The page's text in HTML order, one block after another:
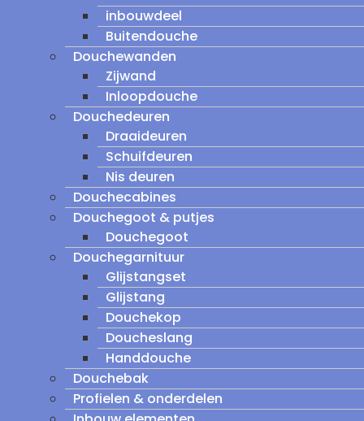
inbouwdeel
Buitendouche
Douchewanden
Zijwand
Inloopdouche
Douchedeuren
Draaideuren
Schuifdeuren
Nis deuren
Douchecabines
Douchegoot & putjes
Douchegoot
Douchegarnituur
Glijstangset
Glijstang
Douchekop
Doucheslang
Handdouche
Douchebak
Profielen & onderdelen